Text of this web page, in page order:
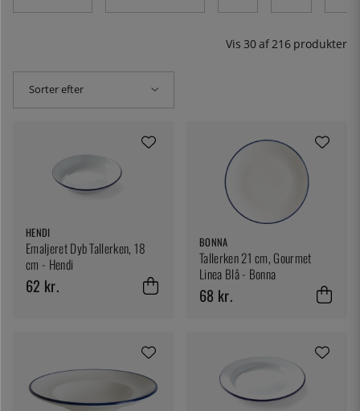
typer der med garanti passer til alle typer, uanset om du
Vis 30af216 produkter
Sorter efter
HENDI
Emaljeret Dyb Tallerken, 18
cm - Hendi
62 kr.
BONNA
Tallerken 21 cm, Gourmet
Linea Blå - Bonna
68 kr.